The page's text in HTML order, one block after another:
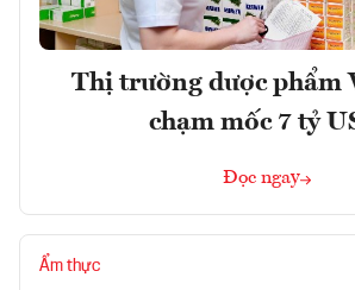
Thị trường dược phẩm
chạm mốc 7 tỷ
Đọc ngay
Ẩm thực